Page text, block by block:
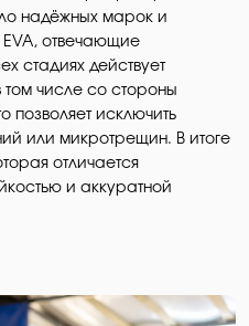
надёжных марок и
отвечающие
стадиях действует
том числе со стороны
позволяет исключить
или микротрещин. В итоге
отличается
и аккуратной